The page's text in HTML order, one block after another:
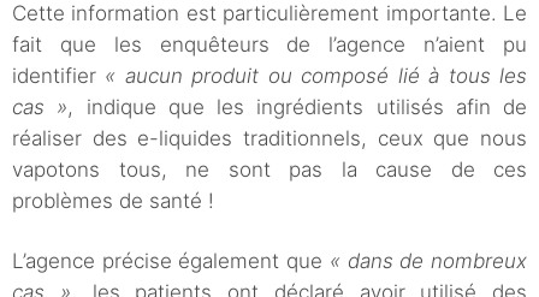
Cette information est particulièrement importante. Le
fait que les enquêteurs de l’agence n’aient pu
identifier « aucun produit ou composé lié à tous les
cas », indique que les ingrédients utilisés afin de
réaliser des e-liquides traditionnels, ceux que nous
vapotons tous, ne sont pas la cause de ces
problèmes de santé !
L’agence précise également que « dans de nombreux